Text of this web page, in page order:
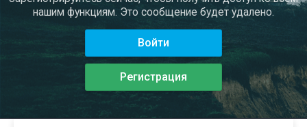
нашим функциям. Это сообщение будет удалено.
Войти
Регистрация